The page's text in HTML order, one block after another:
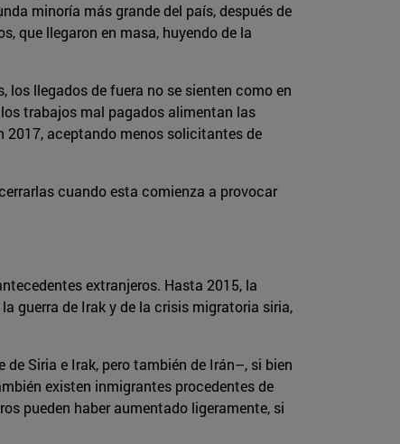
minoría más grande del país, después de
que llegaron en masa, huyendo de la
los llegados de fuera no se sienten como en
trabajos mal pagados alimentan las
aceptando menos solicitantes de
cuando esta comienza a provocar
extranjeros. Hasta 2015, la
guerra de Irak y de la crisis migratoria siria,
de Siria e Irak, pero también de Irán–, si bien
existen inmigrantes procedentes de
pueden haber aumentado ligeramente, si